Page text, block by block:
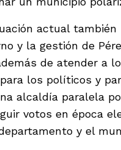
actual también
y la gestión de
de atender a
los políticos y
alcaldía paralela
votos en época
y el